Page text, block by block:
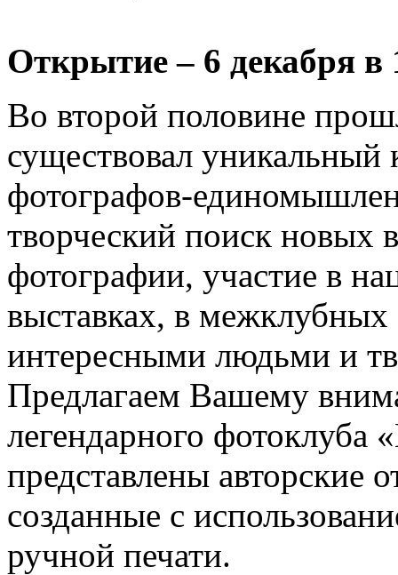
Открытие – 6 декабря в
Во второй половине
существовал уникальный
фотографов-
творческий поиск новых
фотографии, участие в
выставках, в межклубных
интересными людьми и
Предлагаем Вашему
легендарного фотоклуба
представлены авторские
созданные с
ручной печати.